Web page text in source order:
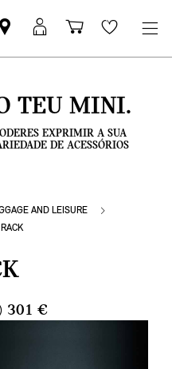
Pesquisar
parceiro
Iniciar
sessão
Carrinho
de
Wishlist
TEU MINI.
EXPRIMIR A SUA
DE ACESSÓRIOS
AND LEISURE
301 €